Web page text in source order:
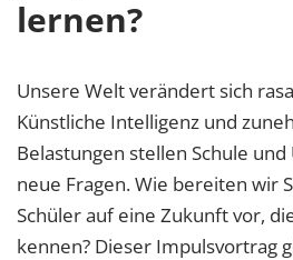
lernen?
Unsere Welt verändert sich
Künstliche Intelligenz und
Belastungen stellen Schule
neue Fragen. Wie bereiten wir
Schüler auf eine Zukunft vor,
kennen? Dieser Impulsvortrag